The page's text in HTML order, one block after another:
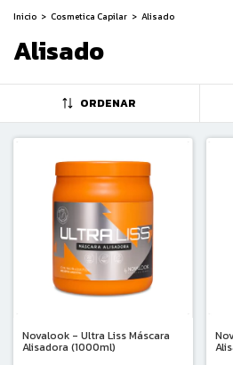
Inicio > Cosmetica Capilar > Alisado
Alisado
ORDENAR
Novalook - Ultra Liss Máscara
Alisadora (1000ml)